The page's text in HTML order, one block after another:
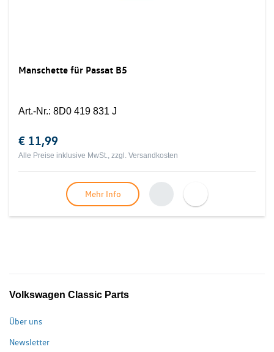
Manschette für Passat B5
Art.-Nr.: 8D0 419 831 J
€ 11,99
Alle Preise inklusive MwSt., zzgl. Versandkosten
Mehr Info
Volkswagen Classic Parts
Über uns
Newsletter